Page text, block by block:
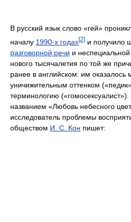
В русский язык слово «гей»
началу 1990-х годах[2] и получило
разговорной речи и
нового тысячалетия по той же
ранее в английском: им оказалось
уничижительным оттенком
терминологию
названием «Любовь небесного
исследователь проблемы
обществом И. С. Кон пишет: